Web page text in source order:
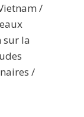
/
sur la
/